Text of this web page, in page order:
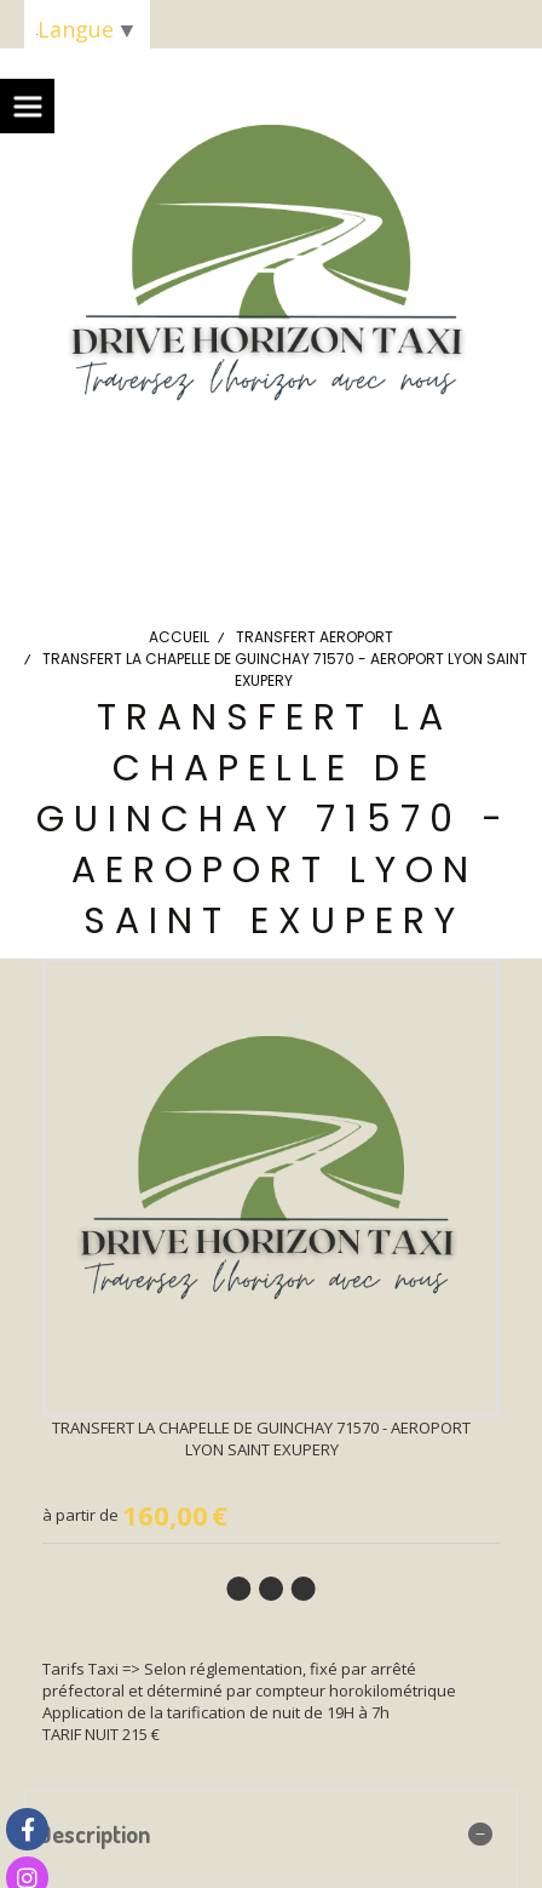
ACCUEIL
TRANSFERT AEROPORT
TRANSFERT LA CHAPELLE DE GUINCHAY 71570 - AEROPORT LYON SAINT
EXUPERY
TRANSFERT LA
CHAPELLE DE
GUINCHAY 71570 -
AEROPORT LYON
SAINT EXUPERY
TRANSFERT LA CHAPELLE DE GUINCHAY 71570 - AEROPORT
LYON SAINT EXUPERY
à partir de 160,00€
Tarifs Taxi => Selon réglementation, fixé par arrêté
préfectoral et déterminé par compteur horokilométrique
Application de la tarification de nuit de 19H à 7h
TARIF NUIT 215 €
Description
Langue ▼